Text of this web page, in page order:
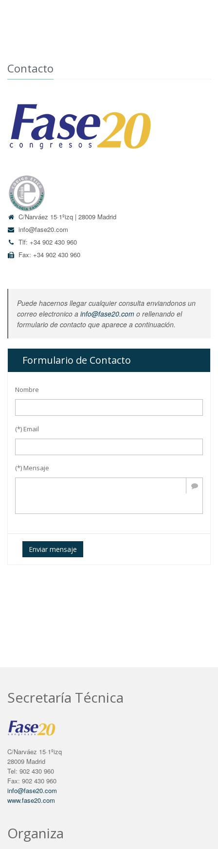
Contacto
C/Narváez 15·1ºizq | 28009 Madrid
info@fase20.com
Tlf: +34 902 430 960
Fax: +34 902 430 960
Puede hacernos llegar cualquier consulta enviandonos un
correo electronico a info@fase20.com o rellenando el
formulario de contacto que aparece a continuación.
Formulario de Contacto
Nombre
(*) Email
(*) Mensaje
Enviar mensaje
Secretaría Técnica
C/Narváez 15·1ºizq
28009 Madrid
Tel: 902 430 960
Fax: 902 430 960
info@fase20.com
www.fase20.com
Organiza